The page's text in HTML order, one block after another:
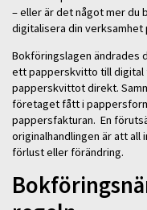
– eller är det något mer du
digitalisera din
Bokföringslagen ändrades
ett papperskvitto till digital
papperskvittot direkt.
företaget fått i
pappersfakturan. En
originalhandlingen är att
förlust eller förändring.